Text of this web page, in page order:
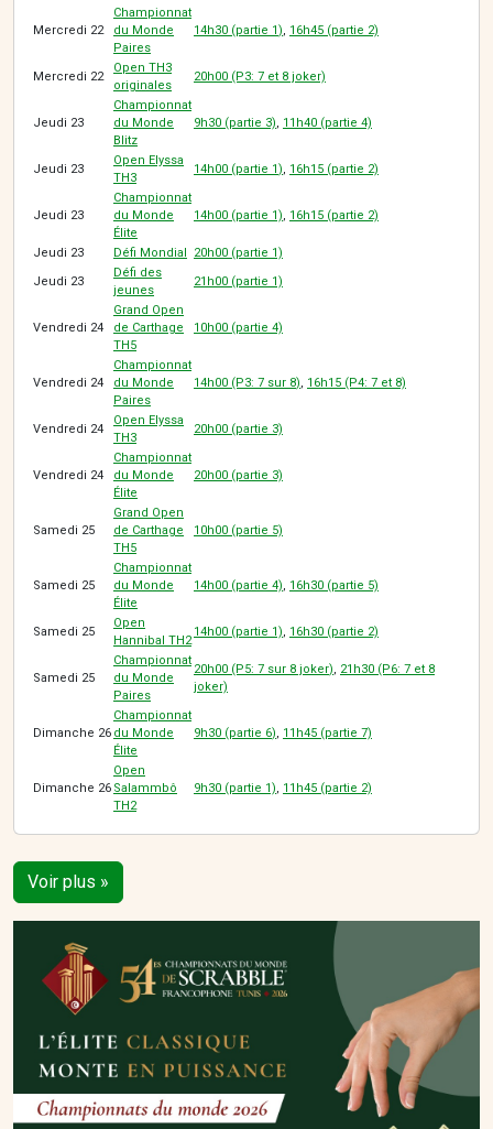
Mercredi 22
Championnat
du Monde
Paires
14h30 (partie 1), 16h45 (partie 2)
Mercredi 22
Open TH3
originales
20h00 (P3: 7 et 8 joker)
Jeudi 23
Championnat
du Monde
Blitz
9h30 (partie 3), 11h40 (partie 4)
Jeudi 23
Open Elyssa
TH3
14h00 (partie 1), 16h15 (partie 2)
Jeudi 23
Championnat
du Monde
Élite
14h00 (partie 1), 16h15 (partie 2)
Jeudi 23 Défi Mondial
20h00 (partie 1)
Jeudi 23
Défi des
jeunes
21h00 (partie 1)
Vendredi 24
Grand Open
de Carthage
TH5
10h00 (partie 4)
Vendredi 24
Championnat
du Monde
Paires
14h00 (P3: 7 sur 8), 16h15 (P4: 7 et 8)
Vendredi 24
Open Elyssa
TH3
20h00 (partie 3)
Vendredi 24
Championnat
du Monde
Élite
20h00 (partie 3)
Samedi 25
Grand Open
de Carthage
TH5
10h00 (partie 5)
Samedi 25
Championnat
du Monde
Élite
14h00 (partie 4), 16h30 (partie 5)
Samedi 25
Open
Hannibal TH2
14h00 (partie 1), 16h30 (partie 2)
Samedi 25
Championnat
du Monde
Paires
20h00 (P5: 7 sur 8 joker), 21h30 (P6: 7 et 8
joker)
Dimanche 26
Championnat
du Monde
Élite
9h30 (partie 6), 11h45 (partie 7)
Dimanche 26
Open
Salammbô
TH2
9h30 (partie 1), 1 1h45 (partie 2)
Voir plus »